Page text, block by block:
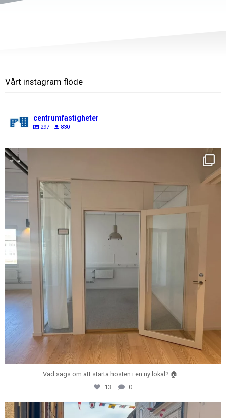
Vårt instagram flöde
centrumfastigheter
297 830
Vad sägs om att starta hösten i en ny lokal? 🏠
13
0
centrumfastigheter